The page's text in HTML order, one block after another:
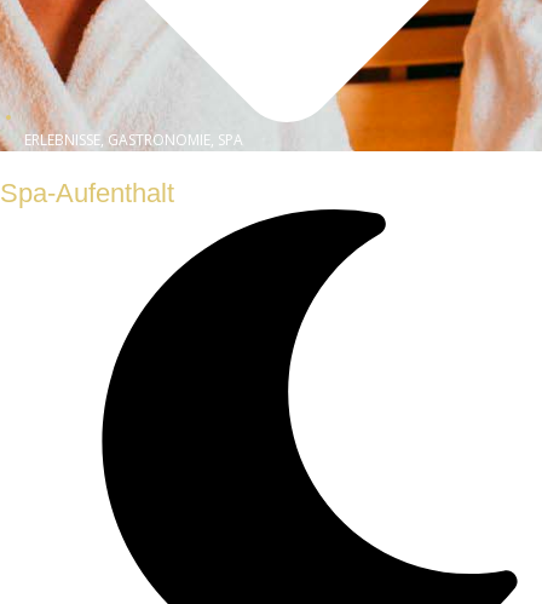
ERLEBNISSE, GASTRONOMIE, SPA
Spa-Aufenthalt